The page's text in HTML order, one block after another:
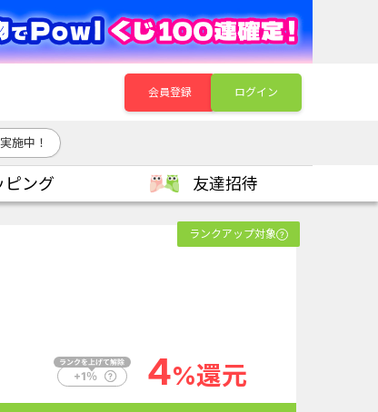
会員登録 ログイン
施中！
ピング 友達招待
ランクアップ対象
4%還元